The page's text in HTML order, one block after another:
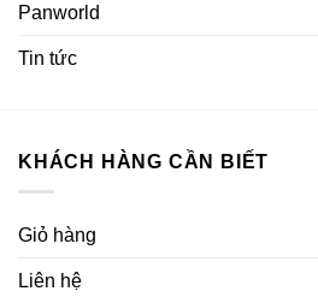
Panworld
Tin tức
KHÁCH HÀNG CẦN BIẾT
Giỏ hàng
Liên hệ